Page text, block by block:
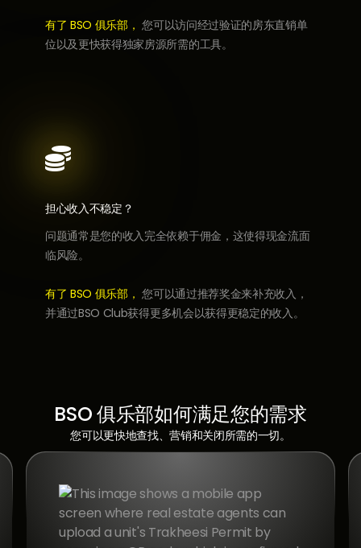
有了 BSO 俱乐部，您可以访问经过验证的房东直销单
位以及更快获得独家房源所需的工具。

担心收入不稳定？
问题通常是您的收入完全依赖于佣金，这使得现金流面
临风险。
有了 BSO 俱乐部，您可以通过推荐奖金来补充收入，
并通过BSO Club获得更多机会以获得更稳定的收入。
BSO 俱乐部如何满足您的需求
您可以更快地查找、营销和关闭所需的一切。